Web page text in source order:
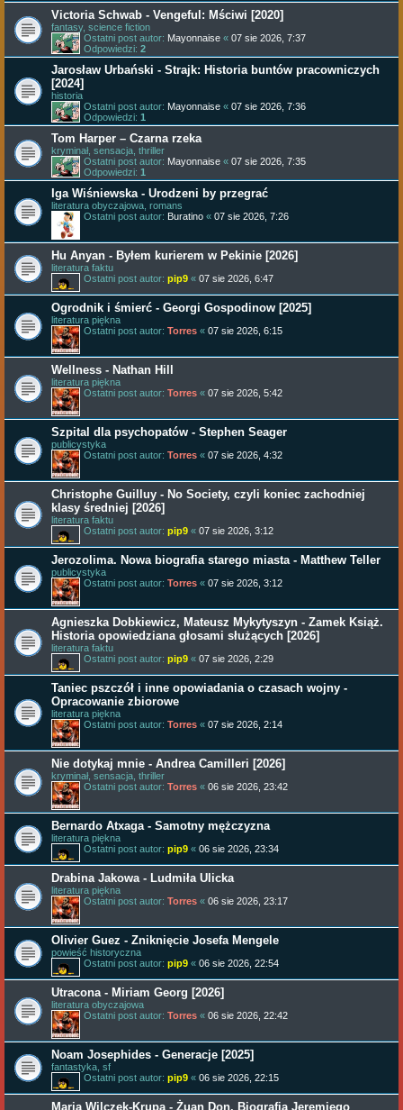
Victoria Schwab - Vengeful: Mściwi [2020]
fantasy, science fiction
Ostatni post autor: Mayonnaise « 07 sie 2026, 7:37
Odpowiedzi: 2
Jarosław Urbański - Strajk: Historia buntów pracowniczych
[2024]
historia
Ostatni post autor: Mayonnaise « 07 sie 2026, 7:36
Odpowiedzi: 1
Tom Harper – Czarna rzeka
kryminał, sensacja, thriller
Ostatni post autor: Mayonnaise « 07 sie 2026, 7:35
Odpowiedzi: 1
Iga Wiśniewska - Urodzeni by przegrać
literatura obyczajowa, romans
Ostatni post autor: Buratino « 07 sie 2026, 7:26
Hu Anyan - Byłem kurierem w Pekinie [2026]
literatura faktu
Ostatni post autor: pip9 « 07 sie 2026, 6:47
Ogrodnik i śmierć - Georgi Gospodinow [2025]
literatura piękna
Ostatni post autor: Torres « 07 sie 2026, 6:15
Wellness - Nathan Hill
literatura piękna
Ostatni post autor: Torres « 07 sie 2026, 5:42
Szpital dla psychopatów - Stephen Seager
publicystyka
Ostatni post autor: Torres « 07 sie 2026, 4:32
Christophe Guilluy - No Society, czyli koniec zachodniej
klasy średniej [2026]
literatura faktu
Ostatni post autor: pip9 « 07 sie 2026, 3:12
Jerozolima. Nowa biografia starego miasta - Matthew Teller
publicystyka
Ostatni post autor: Torres « 07 sie 2026, 3:12
Agnieszka Dobkiewicz, Mateusz Mykytyszyn - Zamek Książ.
Historia opowiedziana głosami służących [2026]
literatura faktu
Ostatni post autor: pip9 « 07 sie 2026, 2:29
Taniec pszczół i inne opowiadania o czasach wojny -
Opracowanie zbiorowe
literatura piękna
Ostatni post autor: Torres « 07 sie 2026, 2:14
Nie dotykaj mnie - Andrea Camilleri [2026]
kryminał, sensacja, thriller
Ostatni post autor: Torres « 06 sie 2026, 23:42
Bernardo Atxaga - Samotny mężczyzna
literatura piękna
Ostatni post autor: pip9 « 06 sie 2026, 23:34
Drabina Jakowa - Ludmiła Ulicka
literatura piękna
Ostatni post autor: Torres « 06 sie 2026, 23:17
Olivier Guez - Zniknięcie Josefa Mengele
powieść historyczna
Ostatni post autor: pip9 « 06 sie 2026, 22:54
Utracona - Miriam Georg [2026]
literatura obyczajowa
Ostatni post autor: Torres « 06 sie 2026, 22:42
Noam Josephides - Generacje [2025]
fantastyka, sf
Ostatni post autor: pip9 « 06 sie 2026, 22:15
Maria Wilczek-Krupa - Żuan Don. Biografia Jeremiego